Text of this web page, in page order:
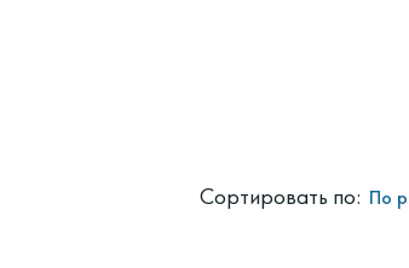
Сортировать по: По